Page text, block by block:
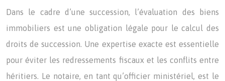
Dans le cadre d’une succession, l’évaluation des biens
immobiliers est une obligation légale pour le calcul des
droits de succession. Une expertise exacte est essentielle
pour éviter les redressements fiscaux et les conflits entre
héritiers. Le notaire, en tant qu’officier ministériel, est le